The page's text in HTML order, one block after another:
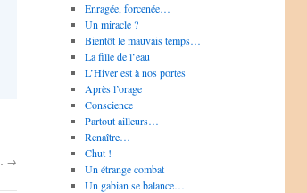
→
Enragée, forcenée…
Un miracle ?
Bientôt le mauvais temps…
La fille de l’eau
L’Hiver est à nos portes
Après l’orage
Conscience
Partout ailleurs…
Renaître…
Chut !
Un étrange combat
Un gabian se balance…